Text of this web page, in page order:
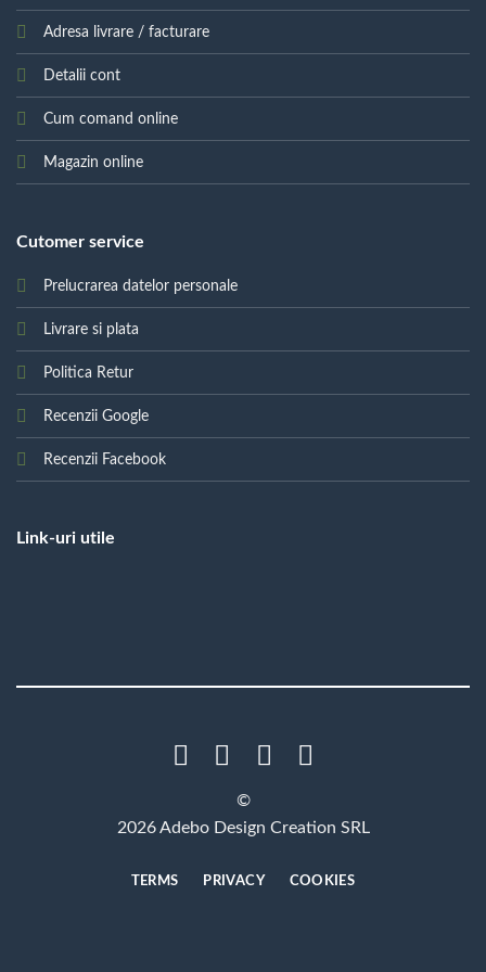
Adresa livrare / facturare
Detalii cont
Cum comand online
Magazin online
Cutomer service
Prelucrarea datelor personale
Livrare si plata
Politica Retur
Recenzii Google
Recenzii Facebook
Link-uri utile
©
2026 Adebo Design Creation SRL
TERMS PRIVACY COOKIES